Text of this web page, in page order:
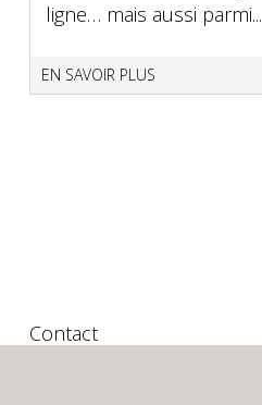
ligne… mais aussi parmi...
EN SAVOIR PLUS
Contact